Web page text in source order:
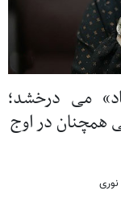
می درخشد؛
همچنان در اوج